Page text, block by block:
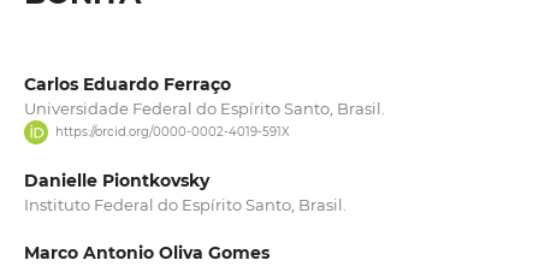
Carlos Eduardo Ferraço
Universidade Federal do Espírito Santo, Brasil.
https://orcid.org/0000-0002-4019-591X
Danielle Piontkovsky
Instituto Federal do Espírito Santo, Brasil.
Marco Antonio Oliva Gomes